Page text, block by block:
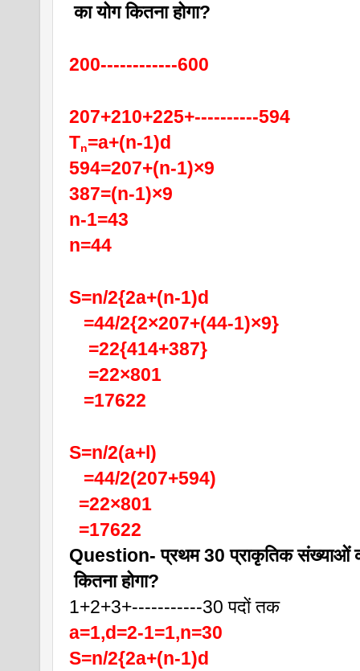
का योग कितना होगा?
200------------600
207+210+225+----------594
Tn=a+(n-1)d
594=207+(n-1)×9
387=(n-1)×9
n-1=43
n=44
S=n/2{2a+(n-1)d
=44/2{2×207+(44-1)×9}
=22{414+387}
=22×801
=17622
S=n/2(a+l)
=44/2(207+594)
=22×801
=17622
Question- प्रथम 30 प्राकृतिक संख्याओं
कितना होगा?
1+2+3+-----------30 पदों तक
a=1,d=2-1=1,n=30
S=n/2{2a+(n-1)d